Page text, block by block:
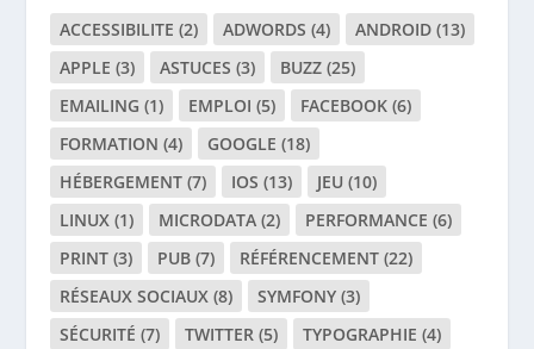
ACCESSIBILITE (2) ADWORDS (4) ANDROID (13)
APPLE (3) ASTUCES (3) BUZZ (25)
EMAILING (1) EMPLOI (5) FACEBOOK (6)
FORMATION (4) GOOGLE (18)
HÉBERGEMENT (7) IOS (13) JEU (10)
LINUX (1) MICRODATA (2) PERFORMANCE (6)
PRINT (3) PUB (7) RÉFÉRENCEMENT (22)
RÉSEAUX SOCIAUX (8) SYMFONY (3)
SÉCURITÉ (7) TWITTER (5) TYPOGRAPHIE (4)